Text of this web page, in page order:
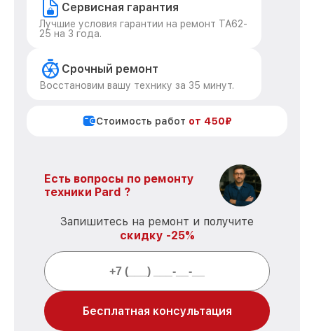
Сервисная гарантия
Лучшие условия гарантии на ремонт TA62-
25 на 3 года.
Срочный ремонт
Восстановим вашу технику за 35 минут.
Стоимость работ от 450₽
Есть вопросы по ремонту
техники Pard ?
Запишитесь на ремонт и получите
скидку -25%
Бесплатная консультация